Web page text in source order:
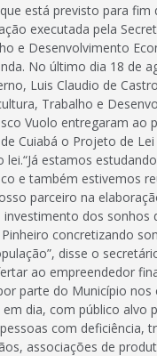
está previsto para fim
executada pela
e Desenvolvimento
No último dia 18 de
Luis Claudio de
Trabalho e
Vuolo entregaram ao
Cuiabá o Projeto de
estamos
e também estivemos
parceiro na
dos sonhos
concretizando
disse o
ao empreendedor
parte do Município nos
dia, com público alvo
com deficiência,
associações de